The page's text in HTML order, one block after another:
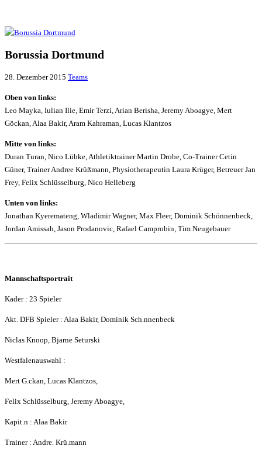
Borussia Dortmund
28. Dezember 2015 Teams
Oben von links:
Leo Mayka, Iulian Ilie, Emir Terzi, Arian Berisha, Jeremy Aboagye, Mert
Göckan, Alaa Bakir, Aram Kahraman, Lucas Klantzos
Mitte von links:
Duran Turan, Nico Lübke, Athletiktrainer Martin Drobe, Co-Trainer Cetin
Güner, Trainer Andree Krüßmann, Physiotherapeutin Laura Krüger, Betreuer Jan
Frey, Felix Schlüsselburg, Nico Helleberg
Unten von links:
Jonathan Kyeremateng, Wladimir Wagner, Max Fleer, Dominik Schönnenbeck,
Jordan Amissah, Jason Prodanovic, Rafael Camprobin, Tim Neugebauer
Mannschaftsportrait
Kader : 23 Spieler
Akt. DFB Spieler : Alaa Bakir, Dominik Sch.nnenbeck
Niclas Knoop, Bjarne Seturski
Westfalenauswahl :
Mert G.ckan, Lucas Klantzos,
Felix Schlüsselburg, Jeremy Aboagye,
Kapit.n : Alaa Bakir
Trainer : Andre. Krü.mann